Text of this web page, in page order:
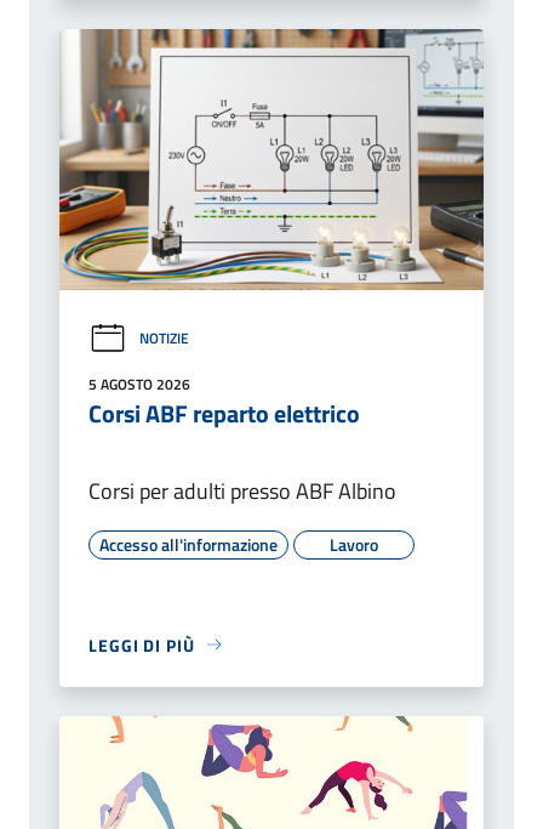
NOTIZIE
5 AGOSTO 2026
Corsi ABF reparto elettrico
Corsi per adulti presso ABF Albino
Accesso all'informazione Lavoro
LEGGI DI PIÙ